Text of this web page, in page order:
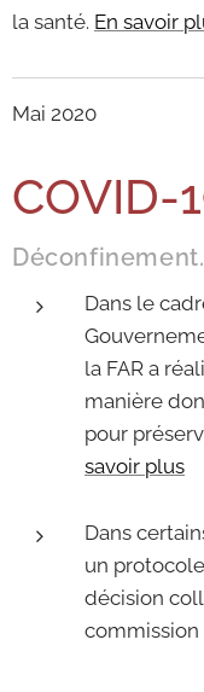
la santé. En savoir
Mai 2020
COVID-
Dans le
la FAR a
manière
pour
savoir plus
Dans
un
décision
commission